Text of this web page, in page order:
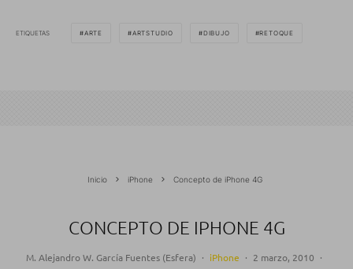
ETIQUETAS ARTE ARTSTUDIO DIBUJO RETOQUE
Inicio iPhone Concepto de iPhone 4G
CONCEPTO DE IPHONE 4G
M. Alejandro W. García Fuentes (Esfera) · iPhone · 2 marzo, 2010 ·